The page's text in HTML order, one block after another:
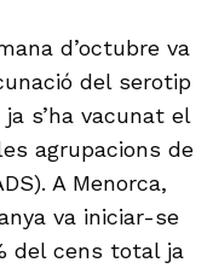
d’octubre va
del serotip
s’ha vacunat el
agrupacions de
A Menorca,
va iniciar-se
del cens total ja